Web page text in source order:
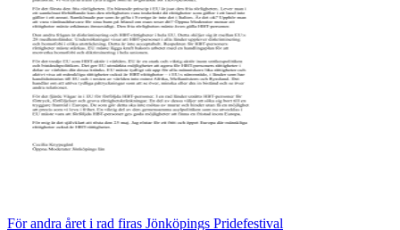
För andra året i rad firas Jönköpings Pridefestival